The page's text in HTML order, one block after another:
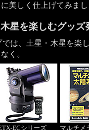
美しく仕上げてみま
星を楽しむグッズ
は、土星・木星を楽
く。
ECシリーズ
マルチメ